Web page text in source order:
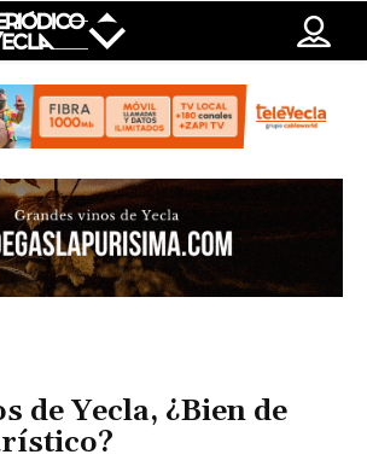
de Yecla, ¿Bien de